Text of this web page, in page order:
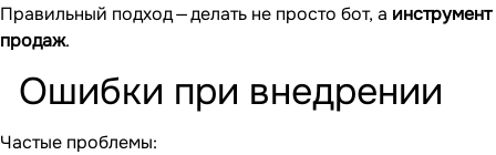
Правильный подход — делать не просто бот, а инструмент
продаж.
Ошибки при внедрении
Частые проблемы: